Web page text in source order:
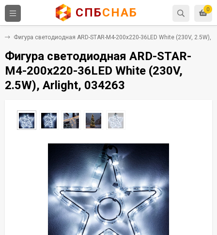
0
СПБСНАБ
Фигура светодиодная ARD-STAR-M4-200x220-36LED White (230V, 2.5W),
Фигура светодиодная ARD-STAR-
M4-200x220-36LED White (230V,
2.5W), Arlight, 034263